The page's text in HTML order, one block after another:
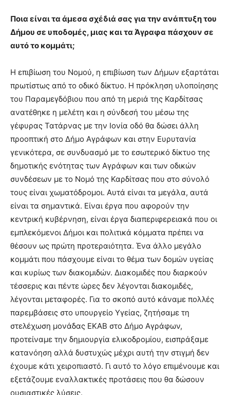
Ποια είναι τα άμεσα σχέδιά σας για την ανάπτυξη του
Δήμου σε υποδομές, μιας και τα Άγραφα πάσχουν σε
αυτό το κομμάτι;
Η επιβίωση του Νομού, η επιβίωση των Δήμων εξαρτάται
πρωτίστως από το οδικό δίκτυο. Η πρόκληση υλοποίησης
του Παραμεγδόβιου που από τη μεριά της Καρδίτσας
ανατέθηκε η μελέτη και η σύνδεσή του μέσω της
γέφυρας Τατάρνας με την Ιονία οδό θα δώσει άλλη
προοπτική στο Δήμο Αγράφων και στην Ευρυτανία
γενικότερα, σε συνδυασμό με το εσωτερικό δίκτυο της
δημοτικής ενότητας των Αγράφων και των οδικών
συνδέσεων με το Νομό της Καρδίτσας που στο σύνολό
τους είναι χωματόδρομοι. Αυτά είναι τα μεγάλα, αυτά
είναι τα σημαντικά. Είναι έργα που αφορούν την
κεντρική κυβέρνηση, είναι έργα διαπεριφερειακά που οι
εμπλεκόμενοι Δήμοι και πολιτικά κόμματα πρέπει να
θέσουν ως πρώτη προτεραιότητα. Ένα άλλο μεγάλο
κομμάτι που πάσχουμε είναι το θέμα των δομών υγείας
και κυρίως των διακομιδών. Διακομιδές που διαρκούν
τέσσερις και πέντε ώρες δεν λέγονται διακομιδές,
λέγονται μεταφορές. Για το σκοπό αυτό κάναμε πολλές
παρεμβάσεις στο υπουργείο Υγείας, ζητήσαμε τη
στελέχωση μονάδας ΕΚΑΒ στο Δήμο Αγράφων,
προτείναμε την δημιουργία ελικοδρομίου, εισπράξαμε
κατανόηση αλλά δυστυχώς μέχρι αυτή την στιγμή δεν
έχουμε κάτι χειροπιαστό. Γι αυτό το λόγο επιμένουμε και
εξετάζουμε εναλλακτικές προτάσεις που θα δώσουν
ουσιαστικές λύσεις.